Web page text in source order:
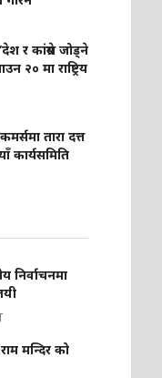
र कांग्रेस जोड्ने
२० मा राष्ट्रिय
तारा दत्त
कार्यसमिति
निर्वाचनमा
मन्दिर को